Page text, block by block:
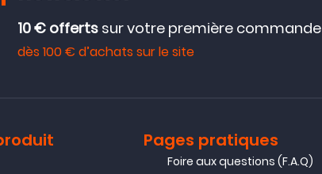
10 € offerts sur votre première commande
dès 100 € d’achats sur le site
Pages pratiques
Foire aux questions (F.A.Q)